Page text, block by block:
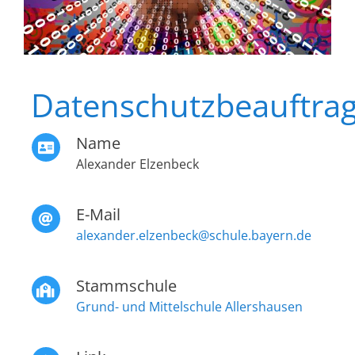
Name
Alexander Elzenbeck
E-Mail
alexander.elzenbeck@schule.bayern.de
Stammschule
Grund- und Mittelschule Allershausen